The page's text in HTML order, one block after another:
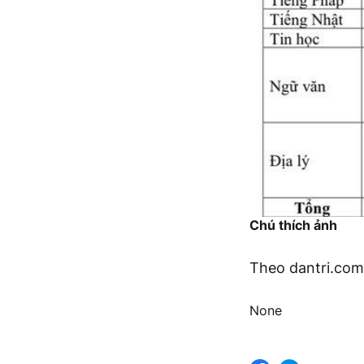
Chú thích ảnh
Theo
None